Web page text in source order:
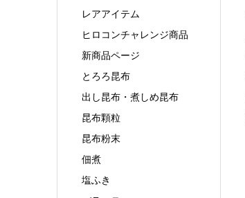
レアアイテム
ヒロコンチャレンジ商品
新商品ページ
とろろ昆布
出し昆布・煮しめ昆布
昆布顆粒
昆布粉末
佃煮
塩ふき